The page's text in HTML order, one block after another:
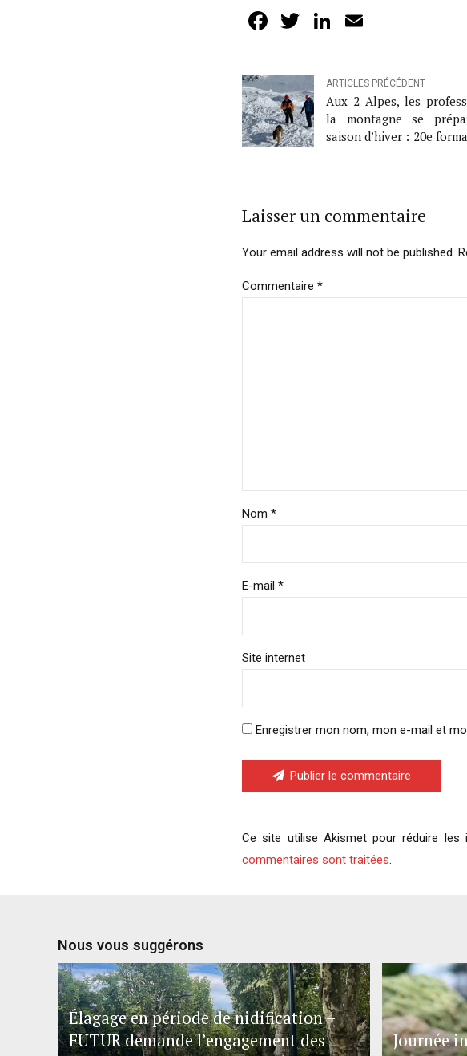
Facebook
TwitterLinkedIn
ARTICLES PRÉCÉDENT
Aux 2 Alpes, les
la montagne se
saison d’hiver : 20e
Laisser un commentaire
Your email address will not be published.
Commentaire *
Nom *
E-mail *
Site internet
Enregistrer mon nom, mon e-mail et
Publier le commentaire
Ce site utilise Akismet pour réduire les
commentaires sont traitées.
Nous vous suggérons
Élagage en période de nidification –
FUTUR demande l’engagement des
Journée